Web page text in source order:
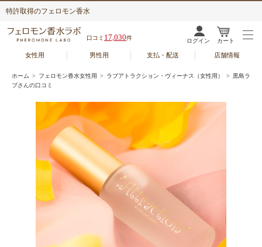
特許取得のフェロモン香水
口コミ 17,030件 ログイン カート
女性用 男性用 支払・配送 店舗情報
ホーム > フェロモン香水女性用 > ラブアトラクション・ヴィーナス（女性用）
> 黒島ラ
ブさんの口コミ